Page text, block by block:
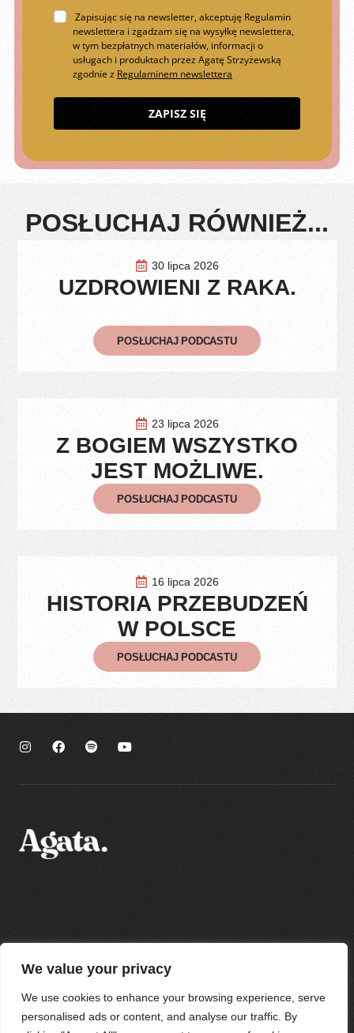
We value your privacy
We use cookies to enhance your browsing experience, serve
personalised ads or content, and analyse our traffic. By
Zapisując się na newsletter, akceptuję Regulamin
newslettera i zgadzam się na wysyłkę newslettera,
w tym bezpłatnych materiałów, informacji o
usługach i produktach przez Agatę Strzyżewską
zgodnie z Regulaminem newslettera
ZAPISZ SIĘ
POSŁUCHAJ RÓWNIEŻ...
30 lipca 2026
UZDROWIENI Z RAKA.
POSŁUCHAJ PODCASTU
23 lipca 2026
Z BOGIEM WSZYSTKO
JEST MOŻLIWE.
POSŁUCHAJ PODCASTU
16 lipca 2026
HISTORIA PRZEBUDZEŃ
W POLSCE
POSŁUCHAJ PODCASTU
Regulamin sklepu
Regulamin newslettera